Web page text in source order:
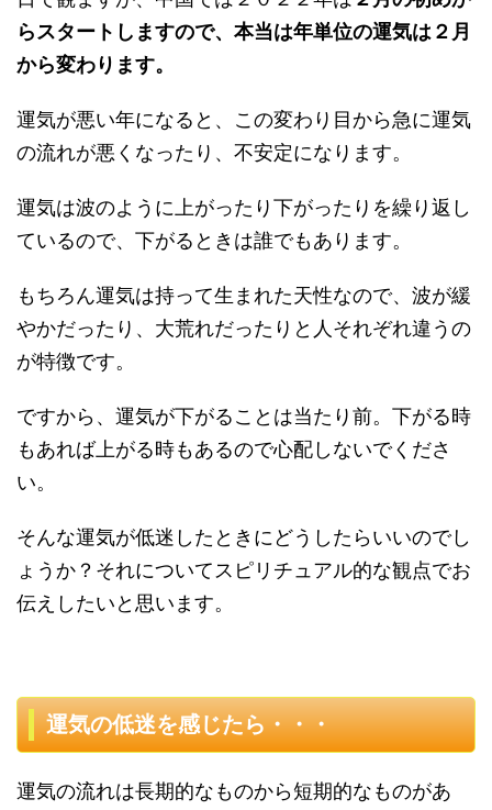
らスタートしますので、本当は年単位の運気は２月
から変わります。
運気が悪い年になると、この変わり目から急に運気
の流れが悪くなったり、不安定になります。
運気は波のように上がったり下がったりを繰り返し
ているので、下がるときは誰でもあります。
もちろん運気は持って生まれた天性なので、波が緩
やかだったり、大荒れだったりと人それぞれ違うの
が特徴です。
ですから、運気が下がることは当たり前。下がる時
もあれば上がる時もあるので心配しないでくださ
い。
そんな運気が低迷したときにどうしたらいいのでし
ょうか？それについてスピリチュアル的な観点でお
伝えしたいと思います。
運気の低迷を感じたら・・・
運気の流れは長期的なものから短期的なものがあ